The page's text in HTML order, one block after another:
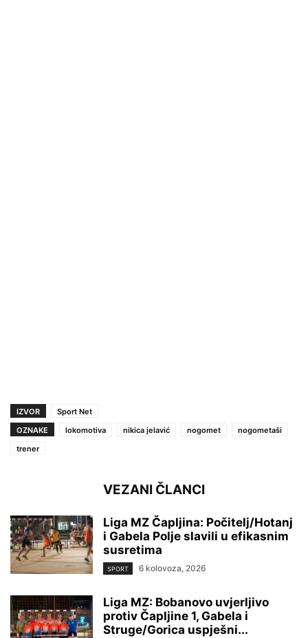
IZVOR
Sport Net
OZNAKE
lokomotiva nikica jelavić nogomet
nogometaši
trener
VEZANI ČLANCI
Liga MZ Čapljina: Počitelj/Hotanj
i Gabela Polje slavili u efikasnim
susretima
SPORT 6 kolovoza, 2026
Liga MZ: Bobanovo uvjerljivo
protiv Čapljine 1, Gabela i
Struge/Gorica uspješni...